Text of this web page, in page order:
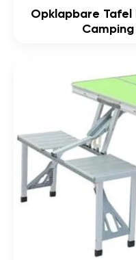
Opklapbare Tafel